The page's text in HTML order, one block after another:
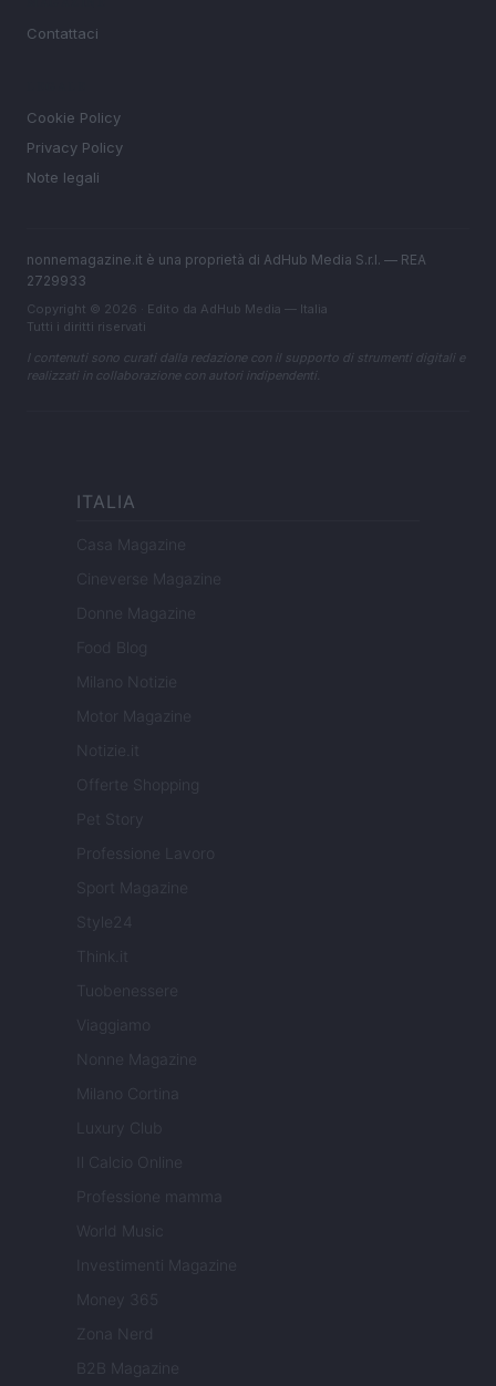
Contattaci
Cookie Policy
Privacy Policy
Note legali
nonnemagazine.it è una proprietà di AdHub Media S.r.l. — REA
2729933
Copyright © 2026 · Edito da AdHub Media — Italia
Tutti i diritti riservati
I contenuti sono curati dalla redazione con il supporto di strumenti digitali e
realizzati in collaborazione con autori indipendenti.
ITALIA
Casa Magazine
Cineverse Magazine
Donne Magazine
Food Blog
Milano Notizie
Motor Magazine
Notizie.it
Offerte Shopping
Professione Lavoro
Sport Magazine
Style24
Think.it
Tuobenessere
Viaggiamo
Nonne Magazine
Milano Cortina
Luxury Club
Il Calcio Online
Professione mamma
World Music
Investimenti Magazine
Money 365
Zona Nerd
B2B Magazine